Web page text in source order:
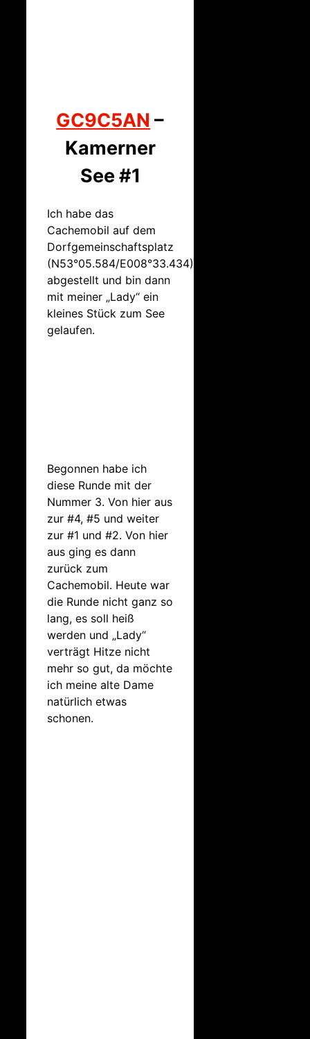
GC9C5AN –
Kamerner
See #1
Ich habe das
Cachemobil auf dem
Dorfgemeinschaftsplatz
(N53°05.584/E008°33.434)
abgestellt und bin dann
mit meiner „Lady“ ein
kleines Stück zum See
gelaufen.
Begonnen habe ich
diese Runde mit der
Nummer 3. Von hier aus
zur #4, #5 und weiter
zur #1 und #2. Von hier
aus ging es dann
zurück zum
Cachemobil. Heute war
die Runde nicht ganz so
lang, es soll heiß
werden und „Lady“
verträgt Hitze nicht
mehr so gut, da möchte
ich meine alte Dame
natürlich etwas
schonen.